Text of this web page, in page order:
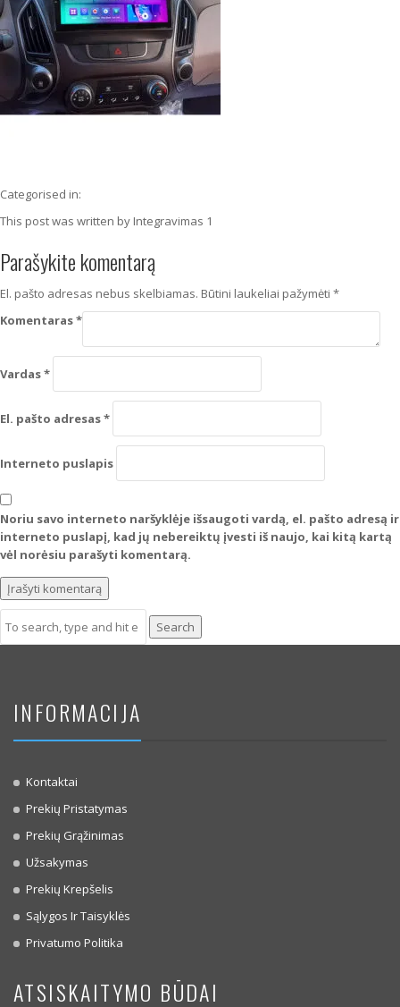
Categorised in:
This post was written by Integravimas 1
Parašykite komentarą
El. pašto adresas nebus skelbiamas. Būtini laukeliai pažymėti *
Komentaras*
Vardas*
El. pašto adresas*
Interneto puslapis
Noriu savo interneto naršyklėje išsaugoti vardą, el. pašto adresą ir
interneto puslapį, kad jų nebereiktų įvesti iš naujo, kai kitą kartą
vėl norėsiu parašyti komentarą.
Search
INFORMACIJA
Kontaktai
Prekių Pristatymas
Prekių Grąžinimas
Užsakymas
Prekių Krepšelis
Sąlygos Ir Taisyklės
Privatumo Politika
ATSISKAITYMO BŪDAI